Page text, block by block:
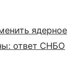
ядерное
ответ СНБО